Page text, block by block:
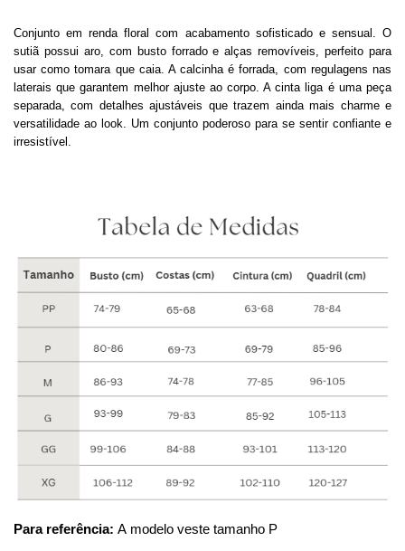
Conjunto em renda floral com acabamento sofisticado e sensual. O
sutiã possui aro, com busto forrado e alças removíveis, perfeito para
usar como tomara que caia. A calcinha é forrada, com regulagens nas
laterais que garantem melhor ajuste ao corpo. A cinta liga é uma peça
separada, com detalhes ajustáveis que trazem ainda mais charme e
versatilidade ao look. Um conjunto poderoso para se sentir confiante e
irresistível.
Para referência: A modelo veste tamanho P